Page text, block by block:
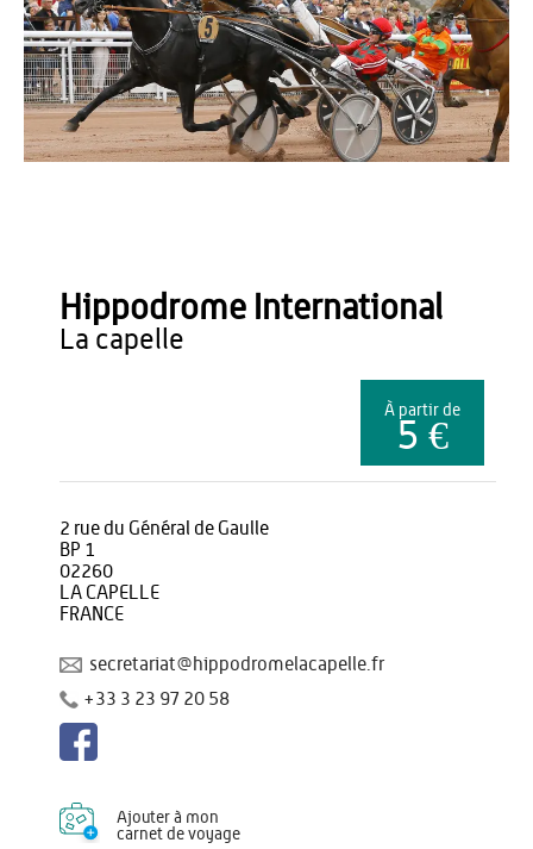
hippodrome la capelle
Hippodrome International
la capelle
À partir de
5 €
2 rue du Général de Gaulle
BP 1
02260
LA CAPELLE
FRANCE
secretariat@hippodromelacapelle.fr
+33 3 23 97 20 58
Ajouter à mon
carnet de voyage